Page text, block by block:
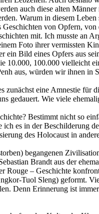
auch diese alten
Warum in diesem Leben
von Opfern,
mit. Ich musste an
Foto ihrer vermissten
Bild eines Opfers aus
10.000, 100.000 vielleicht
aus, würden wir ihnen
zunächst eine Amnestie für
gedauert. Wie viele
Bestimmt nicht so
es in der Beschilderung
des Holocaust in
begangenen
Brandt aus der
– Geschichte
Tuol Sleng) geformt.
Erinnerung ist